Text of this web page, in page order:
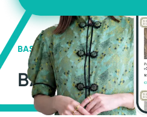
BASEの強み
BASEが強い3